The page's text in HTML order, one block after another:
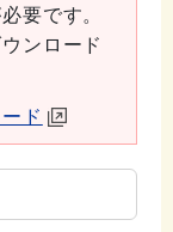
要です。
ンロード
ド